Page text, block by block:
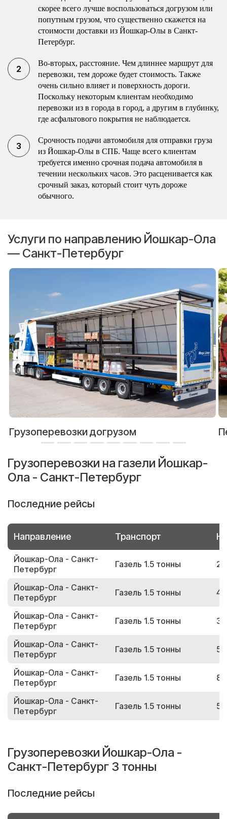
скорее всего лучше воспользоваться догрузом или
попутным грузом, что существенно скажется на
стоимости доставки из Йошкар-Олы в Санкт-
Петербург.
Во-вторых, расстояние. Чем длиннее маршрут для
перевозки, тем дороже будет стоимость. Также
очень сильно влияет и поверхность дороги.
Поскольку некоторым клиентам необходимо
перевозки из в города в город, а другим в глубинку,
где асфальтового покрытия не наблюдается.
Срочность подачи автомобиля для отправки груза
из Йошкар-Олы в СПБ. Чаще всего клиентам
требуется именно срочная подача автомобиля в
течении нескольких часов. Это расценивается как
срочный заказ, который стоит чуть дороже
обычного.
Услуги по направлению Йошкар-Ола
— Санкт-Петербург
Грузоперевозки догрузом
Грузоперевозки на газели Йошкар-
Ола - Санкт-Петербург
Последние рейсы
Направление Транспорт
Йошкар-Ола - Санкт-
Петербург
Газель 1.5 тонны
Йошкар-Ола - Санкт-
Петербург
Газель 1.5 тонны
Йошкар-Ола - Санкт-
Петербург
Газель 1.5 тонны
Йошкар-Ола - Санкт-
Петербург
Газель 1.5 тонны
Йошкар-Ола - Санкт-
Петербург
Газель 1.5 тонны
Йошкар-Ола - Санкт-
Петербург
Газель 1.5 тонны
Грузоперевозки Йошкар-Ола -
Санкт-Петербург 3 тонны
Последние рейсы